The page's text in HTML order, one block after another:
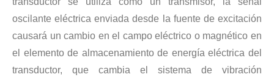
oscilante eléctrica enviada desde la fuente de excitación
causará un cambio en el campo eléctrico o magnético en
el elemento de almacenamiento de energía eléctrica del
transductor, que cambia el sistema de vibración